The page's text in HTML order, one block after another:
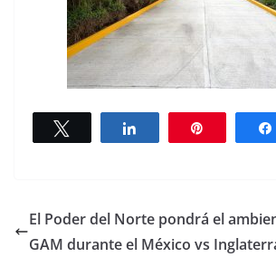
El Poder del Norte pondrá el
GAM durante el México vs